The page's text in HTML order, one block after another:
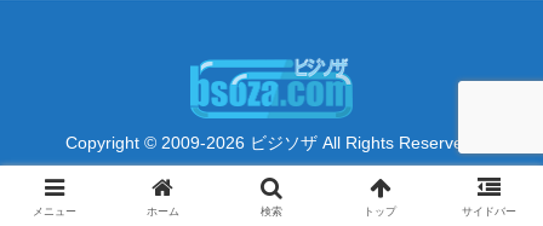
Copyright © 2009-2026 ビジソザ All Rights Reserved.
メニュー ホーム 検索 トップ サイドバー